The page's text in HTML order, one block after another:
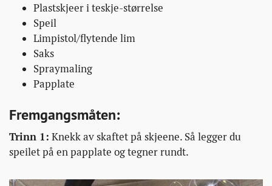
Plastskjeer i teskje-størrelse
Speil
Limpistol/flytende lim
Saks
Spraymaling
Papplate
Fremgangsmåten:
Trinn 1: Knekk av skaftet på skjeene. Så legger du
speilet på en papplate og tegner rundt.